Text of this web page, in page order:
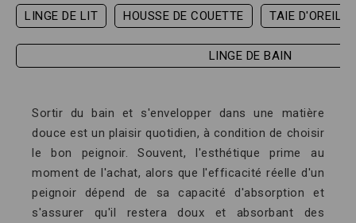
LINGE DE LIT HOUSSE DE COUETTE TAIE
LINGE DE BAIN
Sortir du bain et s'envelopper dans une matière
douce est un plaisir quotidien, à condition de choisir
le bon peignoir. Souvent, l'esthétique prime au
moment de l'achat, alors que l'efficacité réelle d'un
peignoir dépend de sa capacité d'absorption et
s'assurer qu'il restera doux et absorbant des